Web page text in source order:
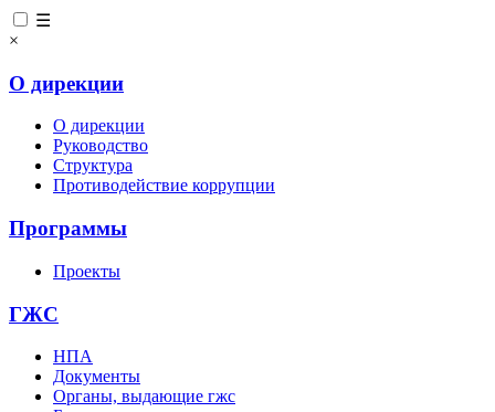
☰
×
О дирекции
О дирекции
Руководство
Структура
Противодействие коррупции
Программы
Проекты
ГЖС
НПА
Документы
Органы, выдающие гжс